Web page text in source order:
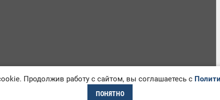
Продолжив работу с сайтом, вы соглашаетесь с
ПОНЯТНО